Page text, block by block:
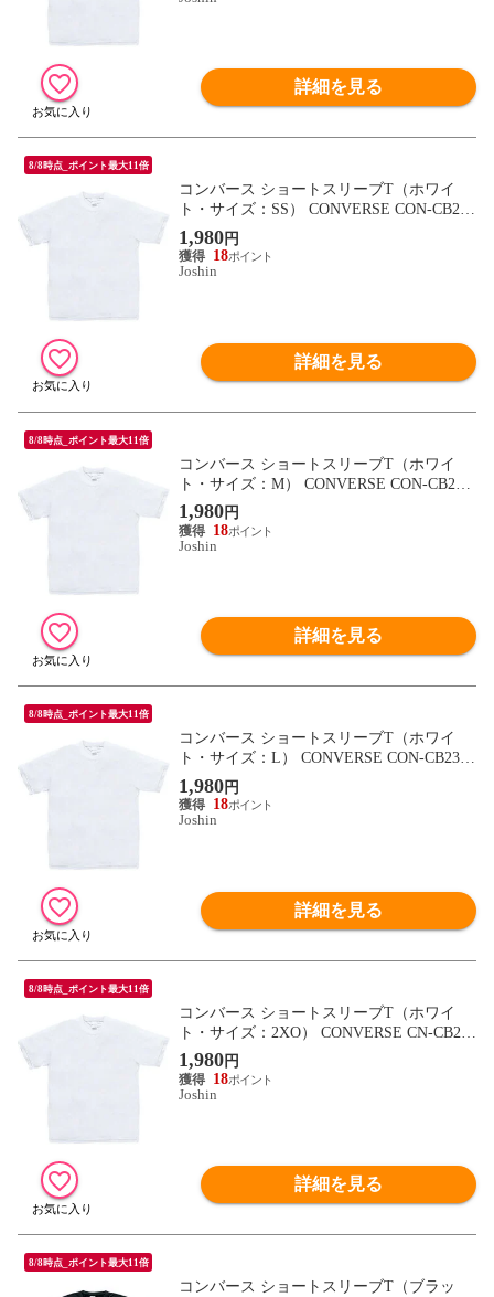
詳細を見る
8/8時点_ポイント最大11倍
コンバース ショートスリーブT（ホワイ
ト・サイズ：SS） CONVERSE CON-CB231
323-1100-SS 【返品種別A】
1,980円
18
Joshin
詳細を見る
8/8時点_ポイント最大11倍
コンバース ショートスリーブT（ホワイ
ト・サイズ：M） CONVERSE CON-CB231
323-1100-M 【返品種別A】
1,980円
18
Joshin
詳細を見る
8/8時点_ポイント最大11倍
コンバース ショートスリーブT（ホワイ
ト・サイズ：L） CONVERSE CON-CB2313
23-1100-L 【返品種別A】
1,980円
18
Joshin
詳細を見る
8/8時点_ポイント最大11倍
コンバース ショートスリーブT（ホワイ
ト・サイズ：2XO） CONVERSE CN-CB231
323-1100-2XO 【返品種別A】
1,980円
18
Joshin
詳細を見る
8/8時点_ポイント最大11倍
コンバース ショートスリーブT（ブラッ